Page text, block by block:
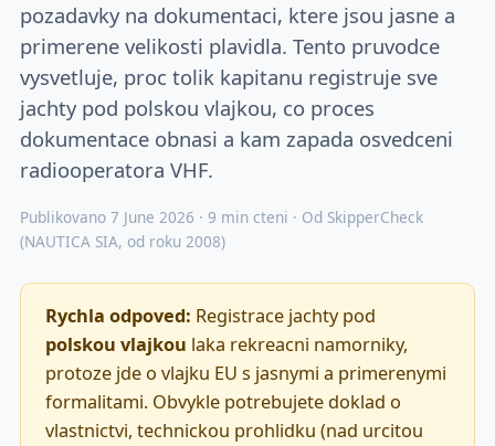
pozadavky na dokumentaci, ktere jsou jasne a
primerene velikosti plavidla. Tento pruvodce
vysvetluje, proc tolik kapitanu registruje sve
jachty pod polskou vlajkou, co proces
dokumentace obnasi a kam zapada osvedceni
radiooperatora VHF.
Publikovano 7 June 2026 · 9 min cteni · Od SkipperCheck
(NAUTICA SIA, od roku 2008)
Rychla odpoved: Registrace jachty pod
polskou vlajkou laka rekreacni namorniky,
protoze jde o vlajku EU s jasnymi a primerenymi
formalitami. Obvykle potrebujete doklad o
vlastnictvi, technickou prohlidku (nad urcitou